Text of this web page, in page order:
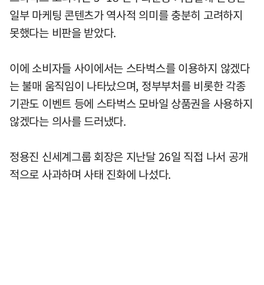
일부 마케팅 콘텐츠가 역사적 의미를 충분히 고려하지
못했다는 비판을 받았다.
이에 소비자들 사이에서는 스타벅스를 이용하지 않겠다
는 불매 움직임이 나타났으며, 정부부처를 비롯한 각종
기관도 이벤트 등에 스타벅스 모바일 상품권을 사용하지
않겠다는 의사를 드러냈다.
정용진 신세계그룹 회장은 지난달 26일 직접 나서 공개
적으로 사과하며 사태 진화에 나섰다.